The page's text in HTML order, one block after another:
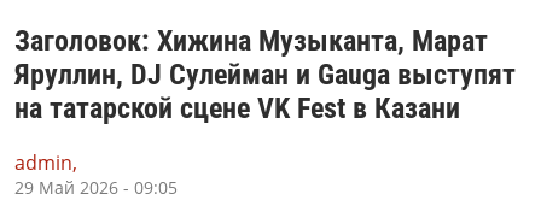
Заголовок: Хижина Музыканта, Марат
Яруллин, DJ Сулейман и Gauga выступят
на татарской сцене VK Fest в Казани
admin,
29 Май 2026 - 09:05